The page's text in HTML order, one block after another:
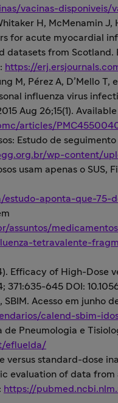
vacinas-disponiveis/
H, McMenamin
for acute myocardial
datasets from
https://
M, Pérez A, D’Mello
influenza virus
Aug 26;15(1).
articles/
Estudo de
wp-content/
usam apenas o SUS,
aponta-que-75-
assuntos/
tetravalente-
Efficacy of High-Dose
645 DOI:
Acesso em junho
calend-sbim-
Pneumologia e
efluelda/
versus standard-dose
evaluation of data
https://